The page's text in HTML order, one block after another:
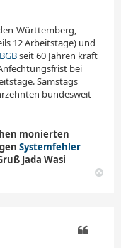
Württemberg,
12 Arbeits­ta­ge) und
seit 60 Jahren kraft
bei
Samstags
bundesweit
monierten
Systemfehler
Jada Wasi